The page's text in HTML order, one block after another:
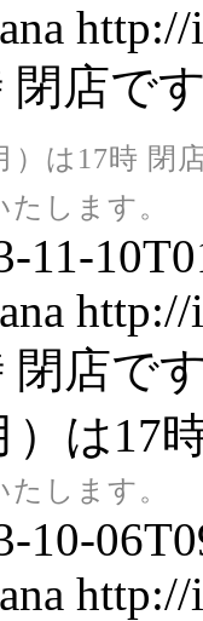
http://
閉店で
）は17時 閉
します。
11-
http://
閉店で
）は17
します。
10-
http://